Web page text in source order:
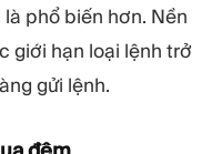
phổ biến hơn. Nền
giới hạn loại lệnh trở
gửi lệnh.